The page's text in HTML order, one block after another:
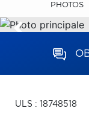
PHOTOS
ULS : 18748518